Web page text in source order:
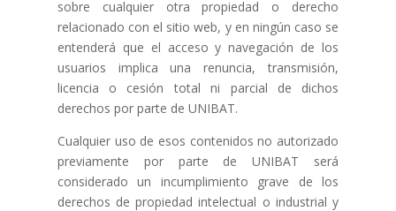
sobre cualquier otra propiedad o derecho
relacionado con el sitio web, y en ningún caso se
entenderá que el acceso y navegación de los
usuarios implica una renuncia, transmisión,
licencia o cesión total ni parcial de dichos
derechos por parte de UNIBAT.
Cualquier uso de esos contenidos no autorizado
previamente por parte de UNIBAT será
considerado un incumplimiento grave de los
derechos de propiedad intelectual o industrial y